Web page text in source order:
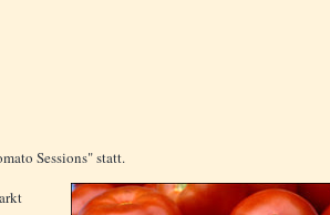
Sessions" statt.